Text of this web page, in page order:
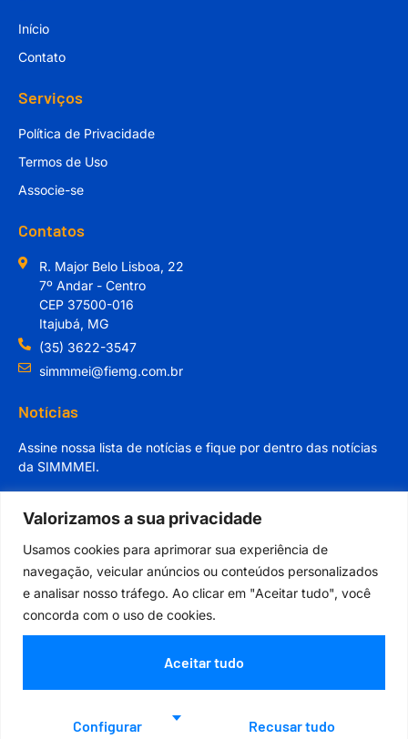
Valorizamos a sua privacidade
Usamos cookies para aprimorar sua experiência de
navegação, veicular anúncios ou conteúdos personalizados
e analisar nosso tráfego. Ao clicar em "Aceitar tudo", você
concorda com o uso de cookies.
Configurar Recusar tudo
Aceitar tudo
Início
Contato
Serviços
Política de Privacidade
Termos de Uso
Associe-se
Contatos
R. Major Belo Lisboa, 22
7º Andar - Centro
CEP 37500-016
Itajubá, MG
(35) 3622-3547
simmmei@fiemg.com.br
Notícias
Assine nossa lista de notícias e fique por dentro das notícias
da SIMMMEI.
Cadastrar